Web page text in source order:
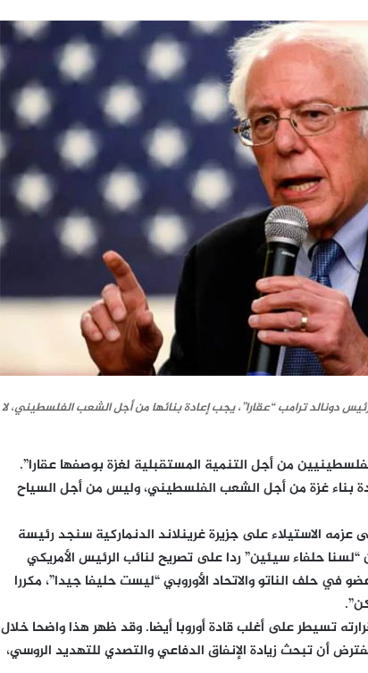
دونالد ترامب “عقارا”، يجب إعادة بنائها من أجل الشعب الفلسطيني، لا
من أجل التنمية المستقبلية لغزة بوصفها عقارا”.
بناء غزة من أجل الشعب الفلسطيني، وليس من أجل السياح
الاستيلاء على جزيرة غرينلاند الدنماركية سنجد رئيسة
حلفاء سيئين” ردا على تصريح لنائب الرئيس الأمريكي
حلف الناتو والاتحاد الأوروبي “ليست حليفا جيدا”، مكررا
تسيطر على أغلب قادة أوروبا أيضا. وقد ظهر هذا واضحا خلال
أن تبحث زيادة الإنفاق الدفاعي والتصدي للتهديد الروسي،